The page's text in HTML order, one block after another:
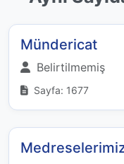
Mündericat
Belirtilmemiş
Sayfa: 1677